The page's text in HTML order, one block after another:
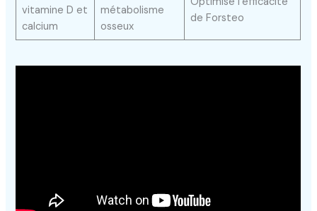
vitamine D et
calcium
métabolisme
osseux
de Forsteo